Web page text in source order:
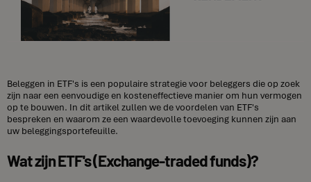
Beleggen in ETF's is een populaire strategie voor beleggers die op zoek
zijn naar een eenvoudige en kosteneffectieve manier om hun vermogen
op te bouwen. In dit artikel zullen we de voordelen van ETF's
bespreken en waarom ze een waardevolle toevoeging kunnen zijn aan
uw beleggingsportefeuille.
Wat zijn ETF's (Exchange-traded funds)?